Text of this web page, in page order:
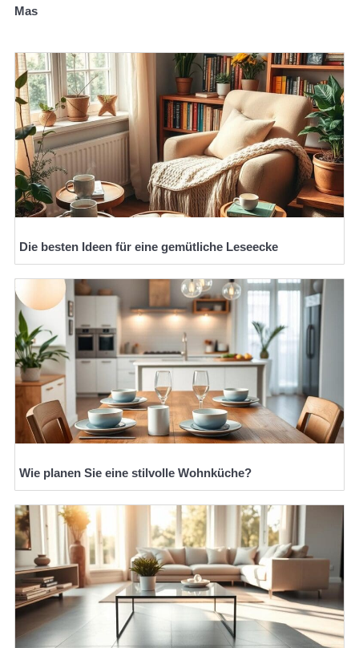
Mas
Die besten Ideen für eine gemütliche Leseecke
Wie planen Sie eine stilvolle Wohnküche?